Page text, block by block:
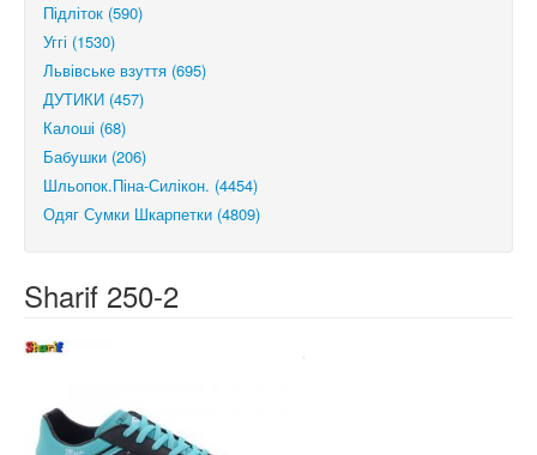
Підліток (590)
Уггі (1530)
Львівське взуття (695)
ДУТИКИ (457)
Калоші (68)
Бабушки (206)
Шльопок.Піна-Силікон. (4454)
Одяг Сумки Шкарпетки (4809)
Sharif 250-2